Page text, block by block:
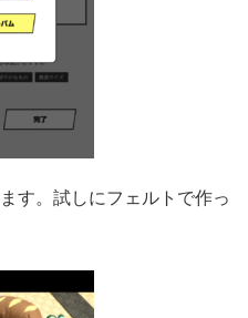
す。試しにフェルトで作っ